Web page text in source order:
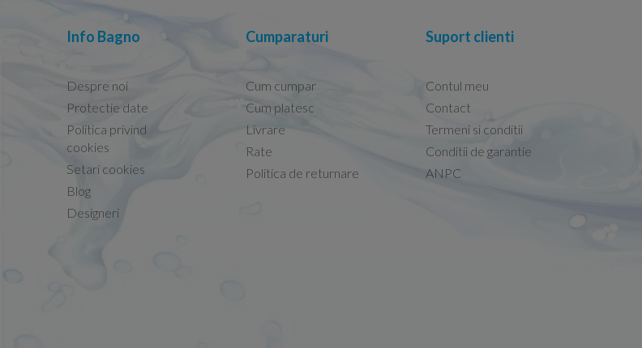
Capacele Grohe sunt de bună calitate și se instalează foarte ușor!
08.02.2026 Capac WC Grohe Bau Ceramic alb cu functie de bideu
Calitate si pret excelent.
Elvis -03.11.2025
Info Bagno
Despre noi
Protectie date
Politica privind
cookies
Setari cookies
Blog
Designeri
Cumparaturi
Cum cumpar
Cum platesc
Livrare
Rate
Politica de returnare
Suport clienti
Contul meu
Contact
Termeni si conditii
Conditii de garantie
ANPC